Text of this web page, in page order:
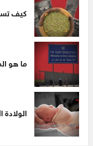
كيف
ما هو
الولادة